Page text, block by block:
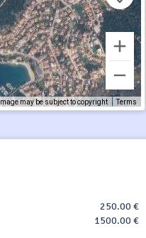
Image may be subject to copyright Terms
250.00 €
1500.00 €